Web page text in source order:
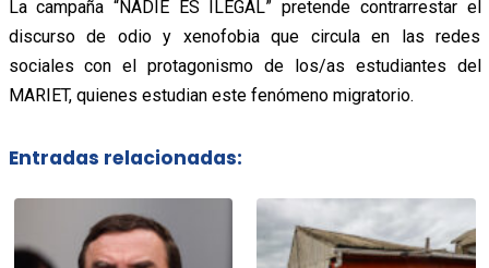
La campaña “NADIE ES ILEGAL” pretende contrarrestar el
discurso de odio y xenofobia que circula en las redes
sociales con el protagonismo de los/as estudiantes del
MARIET, quienes estudian este fenómeno migratorio.
Entradas relacionadas: